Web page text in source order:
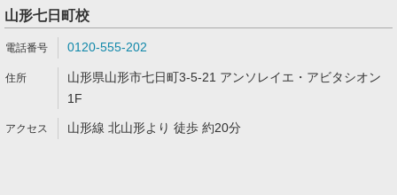
山形七日町校
0120-555-202
山形県山形市七日町3-5-21 アンソレイエ・アビタシオン
1F
山形線 北山形より 徒歩 約20分